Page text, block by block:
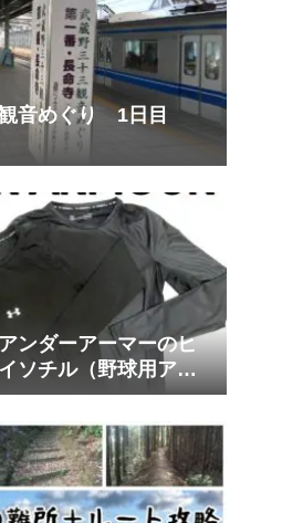
観音めぐり 1日目
ンダーアーマーのヒ
ソチル（野球用アン
運動用ベースレイヤ